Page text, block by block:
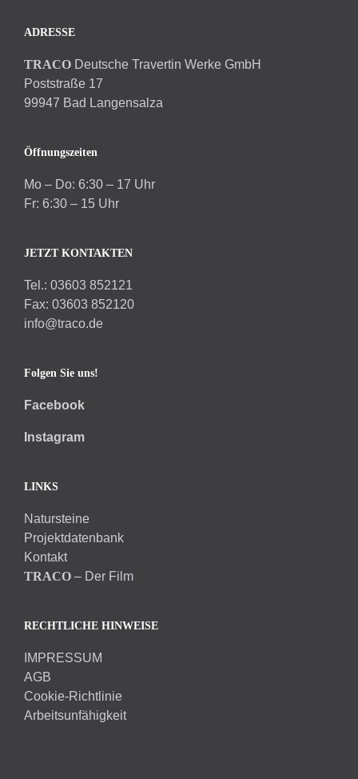
ADRESSE
TRACO Deutsche Travertin Werke GmbH
Poststraße 17
99947 Bad Langensalza
Öffnungszeiten
Mo – Do: 6:30 – 17 Uhr
Fr: 6:30 – 15 Uhr
JETZT KONTAKTEN
Tel.: 03603 852121
Fax: 03603 852120
info@traco.de
Folgen Sie uns!
Facebook
Instagram
LINKS
Natursteine
Projektdatenbank
Kontakt
TRACO – Der Film
RECHTLICHE HINWEISE
IMPRESSUM
AGB
Cookie-Richtlinie
Arbeitsunfähigkeit